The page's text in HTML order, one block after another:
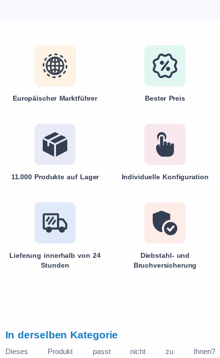
Europäischer Marktführer Bester Preis
11.000 Produkte auf Lager Individuelle Konfiguration
Lieferung innerhalb von 24
Stunden
Diebstahl- und
Bruchversicherung
In derselben Kategorie
Dieses Produkt passt nicht zu Ihnen?